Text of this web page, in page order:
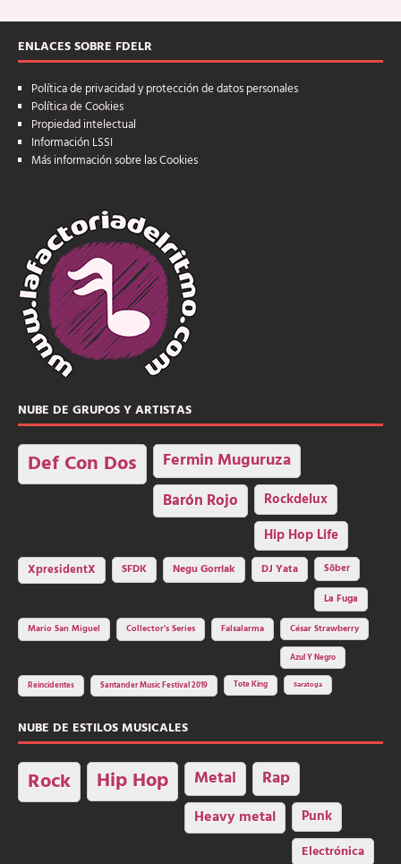
ENLACES SOBRE FDELR
Política de privacidad y protección de datos personales
Política de Cookies
Propiedad intelectual
Información LSSI
Más información sobre las Cookies
NUBE DE GRUPOS Y ARTISTAS
Def Con Dos Fermin Muguruza
Barón Rojo Rockdelux
Hip Hop Life
XpresidentX SFDK Negu Gorriak DJ Yata
Sôber
La Fuga
Mario San Miguel
Collector's Series Falsalarma César Strawberry
Azul Y Negro
Reincidentes Santander Music Festival 2019 Tote King Saratoga
NUBE DE ESTILOS MUSICALES
Rock Hip Hop Metal Rap
Heavy metal Punk
Electrónica